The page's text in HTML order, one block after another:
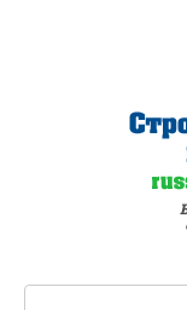
Поиск: